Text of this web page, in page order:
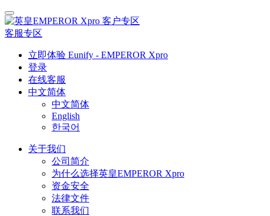
客户专区
客服专区
立即体验 Eunify - EMPEROR Xpro
登录
在线客服
中文简体
中文简体
English
한국어
关于我们
公司简介
为什么选择英皇EMPEROR Xpro
资金安全
法律文件
联系我们